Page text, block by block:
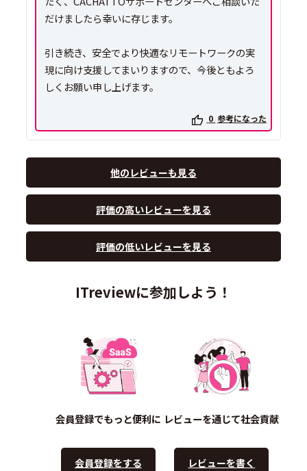
だけましたら幸いに存じます。
引き続き、安全でより快適なリモートワークの実
現に向け支援してまいりますので、今後ともよろ
しくお願い申し上げます。
0 参考になった
他のレビューも見る
評価の高いレビューを見る
評価の低いレビューを見る
ITreviewに参加しよう！
会員登録でもっと便利に
会員登録をする
レビューを通じて社会貢献
レビューを書く